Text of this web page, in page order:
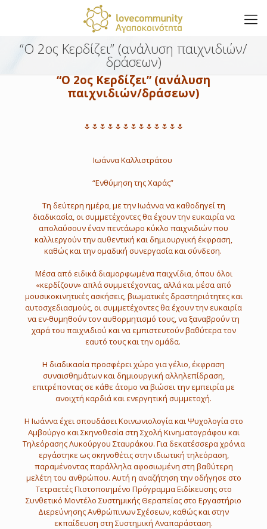
“Ο 2ος Κερδίζει” (ανάλυση παιχνιδιών/
δράσεων)
“Ο 2ος Κερδίζει” (ανάλυση
παιχνιδιών/δράσεων)
🌷🌷🌷🌷🌷🌷🌷🌷🌷🌷🌷🌷🌷
Ιωάννα Καλλιστράτου
“Ενθύμηση της Χαράς”
Τη δεύτερη ημέρα, με την Ιωάννα να καθοδηγεί τη
διαδικασία, οι συμμετέχοντες θα έχουν την ευκαιρία να
απολαύσουν έναν πεντάωρο κύκλο παιχνιδιών που
καλλιεργούν την αυθεντική και δημιουργική έκφραση,
καθώς και την ομαδική συνεργασία και σύνδεση.
Μέσα από ειδικά διαμορφωμένα παιχνίδια, όπου όλοι
«κερδίζουν» απλά συμμετέχοντας, αλλά και μέσα από
μουσικοκινητικές ασκήσεις, βιωματικές δραστηριότητες και
αυτοσχεδιασμούς, οι συμμετέχοντες θα έχουν την ευκαιρία
να εν-θυμηθούν τον αυθορμητισμό τους, να ξαναβρούν τη
χαρά του παιχνιδιού και να εμπιστευτούν βαθύτερα τον
εαυτό τους και την ομάδα.
Η διαδικασία προσφέρει χώρο για γέλιο, έκφραση
συναισθημάτων και δημιουργική αλληλεπίδραση,
επιτρέποντας σε κάθε άτομο να βιώσει την εμπειρία με
ανοιχτή καρδιά και ενεργητική συμμετοχή.
Η Ιωάννα έχει σπουδάσει Κοινωνιολογία και Ψυχολογία στο
Αμβούργο και Σκηνοθεσία στη Σχολή Κινηματογράφου και
Τηλεόρασης Λυκούργου Σταυράκου. Για δεκατέσσερα χρόνια
εργάστηκε ως σκηνοθέτις στην ιδιωτική τηλεόραση,
παραμένοντας παράλληλα αφοσιωμένη στη βαθύτερη
μελέτη του ανθρώπου. Αυτή η αναζήτηση την οδήγησε στο
Τετραετές Πιστοποιημένο Πρόγραμμα Ειδίκευσης στο
Συνθετικό Μοντέλο Συστημικής Θεραπείας στο Εργαστήριο
Διερεύνησης Ανθρώπινων Σχέσεων, καθώς και στην
εκπαίδευση στη Συστημική Αναπαράσταση.